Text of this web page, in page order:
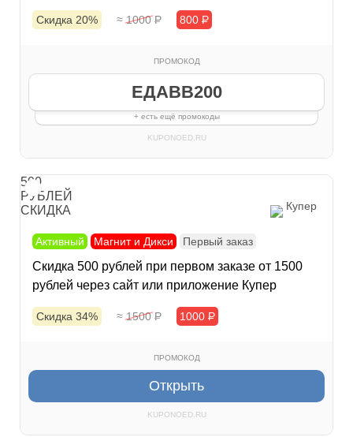
Скидка 20% ≈ 1000Р 800 Р
ПРОМОКОД
ЕДАВВ200
+ есть ещё промокоды
KUPONOED.RU
500
РУБЛЕЙ
СКИДКА
Купер
Активный Магнит и Дикси Первый заказ
Скидка 500 рублей при первом заказе от 1500
рублей через сайт или приложение Купер
Скидка 34% ≈ 1500Р 1000 Р
ПРОМОКОД
Открыть
KUPONOED.RU